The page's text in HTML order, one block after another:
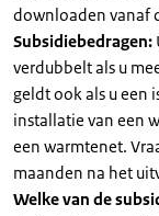
downloaden vanaf
Subsidiebedragen:
verdubbelt als u
geldt ook als u een
installatie van een
een warmtenet.
maanden na het
Welke van de